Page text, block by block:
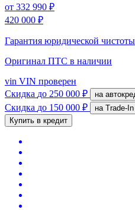
от 332 990 ₽
420 000 ₽
Гарантия юридической чистоты
Оригинал ПТС в наличии
vin VIN проверен
Скидка до 250 000 ₽ на
Скидка до 150 000 ₽
на Trade-In
Купить в кредит